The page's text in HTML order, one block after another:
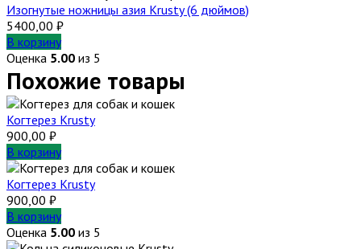
Изогнутые ножницы азия Krusty (6 дюймов)
5400,00 ₽
В корзину
Оценка 5.00 из 5
Похожие товары
Когтерез Krusty
900,00 ₽
В корзину
Когтерез Krusty
900,00 ₽
В корзину
Оценка 5.00 из 5